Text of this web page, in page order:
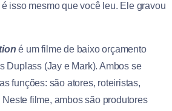
isso mesmo que você leu. Ele gravou
é um filme de baixo orçamento
Duplass (Jay e Mark). Ambos se
funções: são atores, roteiristas,
filme, ambos são produtores